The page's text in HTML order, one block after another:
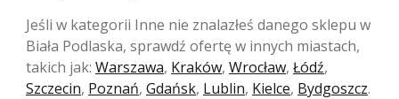
Jeśli w kategorii Inne nie znalazłeś danego sklepu w
Biała Podlaska, sprawdź ofertę w innych miastach,
takich jak: Warszawa, Kraków, Wrocław, Łódź,
Szczecin, Poznań, Gdańsk, Lublin, Kielce, Bydgoszcz.